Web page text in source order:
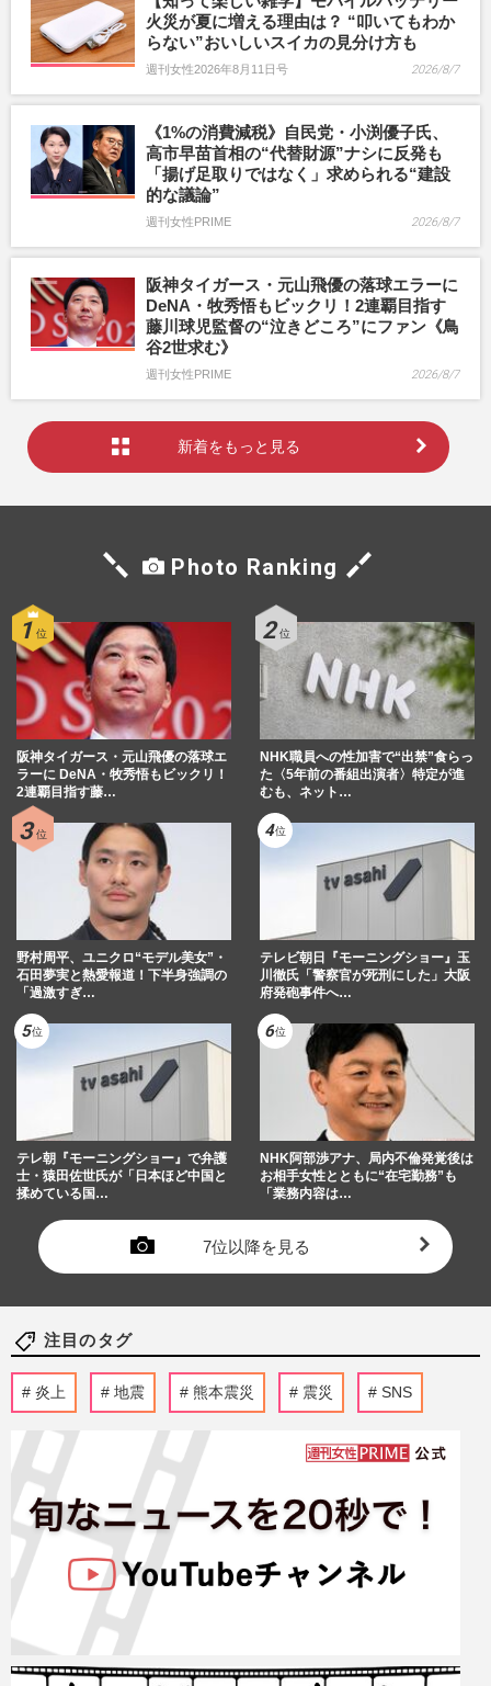
火災が夏に増える理由は？ “叩いてもわか
らない”おいしいスイカの見分け方も
週刊女性2026年8月11日号 2026/8/7
《1%の消費減税》自民党・小渕優子氏、
高市早苗首相の“代替財源”ナシに反発も
「揚げ足取りではなく」求められる“建設
的な議論”
週刊女性PRIME 2026/8/7
阪神タイガース・元山飛優の落球エラーに
DeNA・牧秀悟もビックリ！2連覇目指す
藤川球児監督の“泣きどころ”にファン《鳥
谷2世求む》
週刊女性PRIME 2026/8/7
新着をもっと見る
Photo Ranking
阪神タイガース・元山飛優の落球エ
ラーに DeNA・牧秀悟もビックリ！
2連覇目指す藤…
NHK職員への性加害で“出禁”食らっ
た〈5年前の番組出演者〉特定が進
むも、ネット…
野村周平、ユニクロ“モデル美女”・
石田夢実と熱愛報道！下半身強調の
「過激すぎ…
テレビ朝日『モーニングショー』玉
川徹氏「警察官が死刑にした」大阪
府発砲事件へ…
テレ朝『モーニングショー』で弁護
士・猿田佐世氏が「日本ほど中国と
揉めている国…
NHK阿部渉アナ、局内不倫発覚後は
お相手女性とともに“在宅勤務”も
「業務内容は…
7位以降を見る
注目のタグ
炎上 地震 熊本震災 震災 SNS